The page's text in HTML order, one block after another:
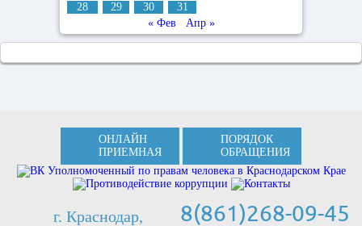
28
29 30
31
« Фев
Апр »
ОНЛАЙН
ПРИЕМНАЯ
ПОРЯДОК
ОБРАЩЕНИЯ
г. Краснодар, 8(861)268-09-45